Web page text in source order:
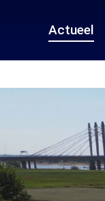
Actueel